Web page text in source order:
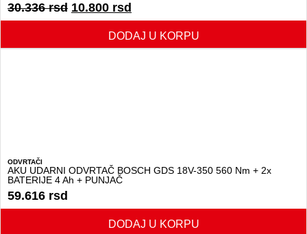
30.336rsd 10.800 rsd
DODAJ U KORPU
ODVRTAČI
AKU UDARNI ODVRTAČ BOSCH GDS 18V-350 560 Nm + 2x
BATERIJE 4 Ah + PUNJAČ
59.616 rsd
DODAJ U KORPU